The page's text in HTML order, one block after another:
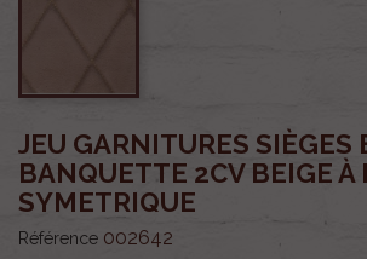
JEU GARNITURES SIÈGES
BANQUETTE 2CV BEIGE À
SYMETRIQUE
Référence 002642